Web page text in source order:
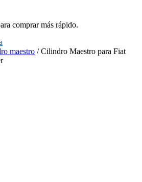
comprar más rápido.
maestro /Cilindro Maestro para Fiat